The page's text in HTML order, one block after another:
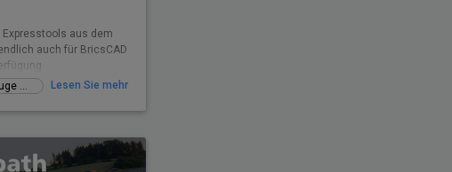
aus dem
auch für BricsCAD
Kostenlose Werkzeuge / Add-Ons
Lesen Sie mehr